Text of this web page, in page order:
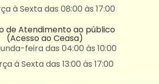
à Sexta das 08:00 às 17:00
de Atendimento ao público
(Acesso ao Ceasa)
feira das 04:00 às 10:00
à Sexta das 13:00 às 17:00